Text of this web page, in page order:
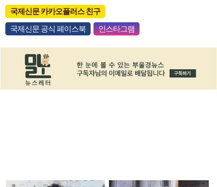
국제신문 카카오플러스 친구
국제신문 공식 페이스북 인스타그램